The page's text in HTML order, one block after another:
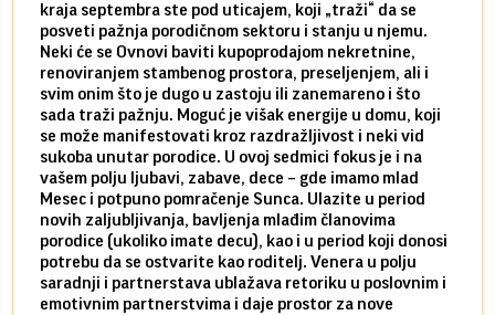
kraja septembra ste pod uticajem, koji „traži“ da se
posveti pažnja porodičnom sektoru i stanju u njemu.
Neki će se Ovnovi baviti kupoprodajom nekretnine,
renoviranjem stambenog prostora, preseljenjem, ali i
svim onim što je dugo u zastoju ili zanemareno i što
sada traži pažnju. Moguć je višak energije u domu, koji
se može manifestovati kroz razdražljivost i neki vid
sukoba unutar porodice. U ovoj sedmici fokus je i na
vašem polju ljubavi, zabave, dece – gde imamo mlad
Mesec i potpuno pomračenje Sunca. Ulazite u period
novih zaljubljivanja, bavljenja mlađim članovima
porodice (ukoliko imate decu), kao i u period koji donosi
potrebu da se ostvarite kao roditelj. Venera u polju
saradnji i partnerstava ublažava retoriku u poslovnim i
emotivnim partnerstvima i daje prostor za nove